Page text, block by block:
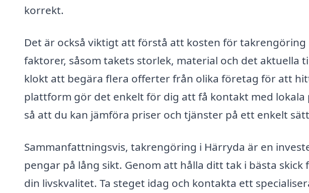
korrekt.
Det är också viktigt att förstå att kosten för
faktorer, såsom takets storlek, material och det aktuella
klokt att begära flera offerter från olika företag för att
plattform gör det enkelt för dig att få kontakt med
så att du kan jämföra priser och tjänster på ett enkelt
Sammanfattningsvis, takrengöring i Härryda är en
pengar på lång sikt. Genom att hålla ditt tak i bästa
din livskvalitet. Ta steget idag och kontakta ett